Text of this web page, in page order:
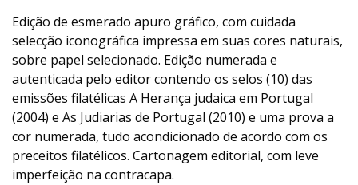
Edição de esmerado apuro gráfico, com cuidada
selecção iconográfica impressa em suas cores naturais,
sobre papel selecionado. Edição numerada e
autenticada pelo editor contendo os selos (10) das
emissões filatélicas A Herança judaica em Portugal
(2004) e As Judiarias de Portugal (2010) e uma prova a
cor numerada, tudo acondicionado de acordo com os
preceitos filatélicos. Cartonagem editorial, com leve
imperfeição na contracapa.